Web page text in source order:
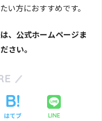
い方におすすめです。
、公式ホームページま
さい。
はてブ LINE